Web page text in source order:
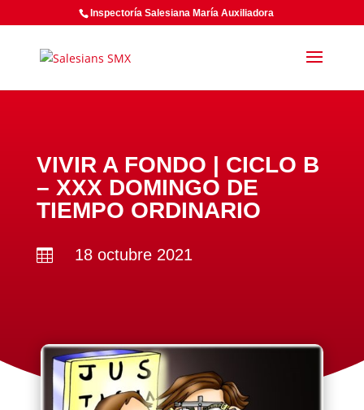
Inspectoría Salesiana María Auxiliadora
VIVIR A FONDO | CICLO B
– XXX DOMINGO DE
TIEMPO ORDINARIO
 18 octubre 2021